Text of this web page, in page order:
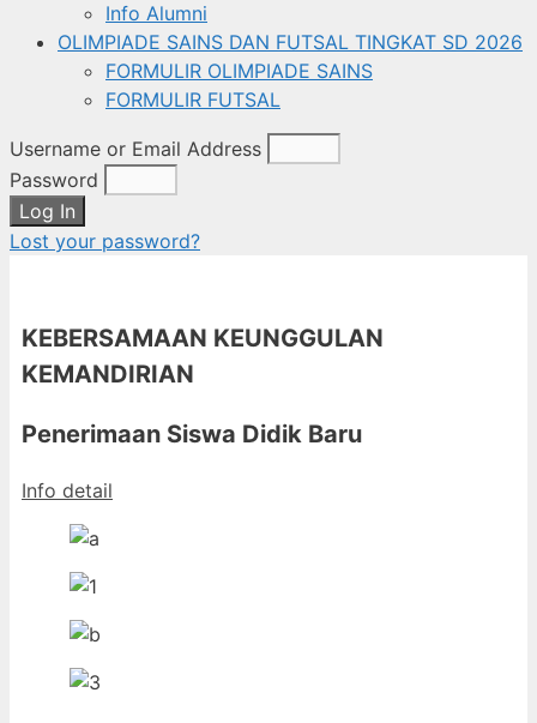
Info Alumni
OLIMPIADE SAINS DAN FUTSAL TINGKAT SD 2026
FORMULIR OLIMPIADE SAINS
FORMULIR FUTSAL
Username or Email Address
Password
Log In
Lost your password?
KEBERSAMAAN KEUNGGULAN
KEMANDIRIAN
Penerimaan Siswa Didik Baru
Info detail